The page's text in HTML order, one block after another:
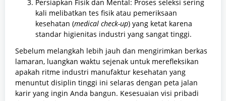
Persiapkan Fisik dan Mental: Proses seleksi sering
kali melibatkan tes fisik atau pemeriksaan
kesehatan (medical check-up) yang ketat karena
standar higienitas industri yang sangat tinggi.
Sebelum melangkah lebih jauh dan mengirimkan berkas
lamaran, luangkan waktu sejenak untuk merefleksikan
apakah ritme industri manufaktur kesehatan yang
menuntut disiplin tinggi ini selaras dengan peta jalan
karir yang ingin Anda bangun. Kesesuaian visi pribadi